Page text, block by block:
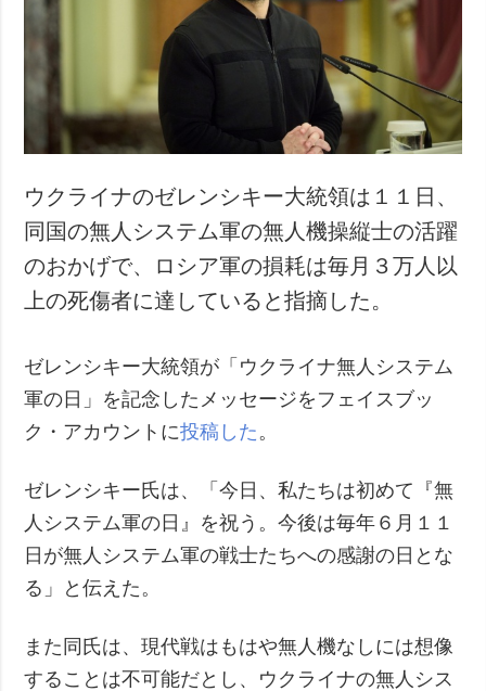
事故・緊急事態
特集
インタビュー
写真
動画
サービス
購読
フォトバンク
ウクライナのゼレンシキー大統領は１１日、
同国の無人システム軍の無人機操縦士の活躍
のおかげで、ロシア軍の損耗は毎月３万人以
上の死傷者に達していると指摘した。
ゼレンシキー大統領が「ウクライナ無人システム
軍の日」を記念したメッセージをフェイスブッ
ク・アカウントに投稿した 。
ゼレンシキー氏は、「今日、私たちは初めて『無
人システム軍の日』を祝う。今後は毎年６月１１
日が無人システム軍の戦士たちへの感謝の日とな
る」と伝えた。
また同氏は、現代戦はもはや無人機なしには想像
することは不可能だとし、ウクライナの無人シス